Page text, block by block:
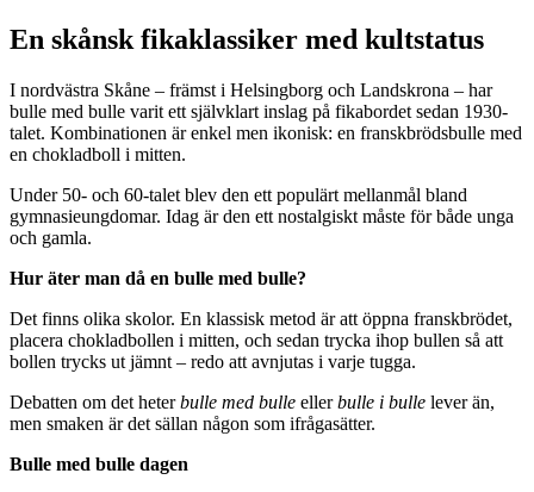
En skånsk fikaklassiker med kultstatus
I nordvästra Skåne – främst i Helsingborg och Landskrona – har
bulle med bulle varit ett självklart inslag på fikabordet sedan 1930-
talet. Kombinationen är enkel men ikonisk: en franskbrödsbulle med
en chokladboll i mitten.
Under 50- och 60-talet blev den ett populärt mellanmål bland
gymnasieungdomar. Idag är den ett nostalgiskt måste för både unga
och gamla.
Hur äter man då en bulle med bulle?
Det finns olika skolor. En klassisk metod är att öppna franskbrödet,
placera chokladbollen i mitten, och sedan trycka ihop bullen så att
bollen trycks ut jämnt – redo att avnjutas i varje tugga.
Debatten om det heterbulle med bulle ellerbulle i bulle lever än,
men smaken är det sällan någon som ifrågasätter.
Bulle med bulle dagen